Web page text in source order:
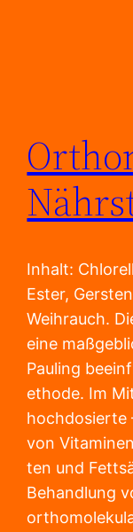
Inhalt:
Ester,
Weihrauch.
eine
Pauling
ethode. Im
hochdosierte
von
ten und
Behandlung